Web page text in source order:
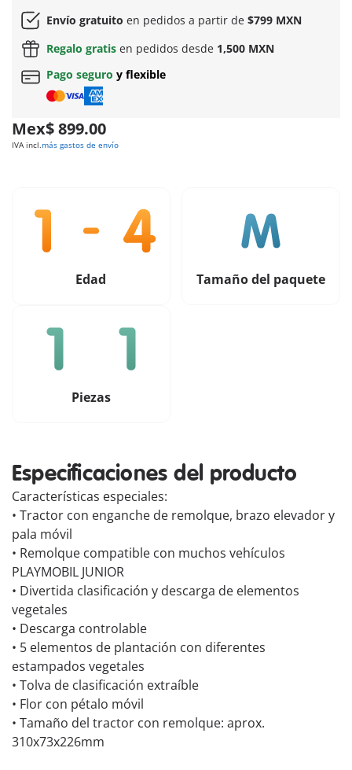
Envío gratuito en pedidos a partir de $799 MXN
Regalo gratis en pedidos desde 1,500 MXN
Pago seguro y flexible
Mex$ 899.00
IVA incl.más gastos de envío
Edad Tamaño del paquete
Piezas
Especificaciones del producto
Características especiales:
• Tractor con enganche de remolque, brazo elevador y
pala móvil
• Remolque compatible con muchos vehículos
PLAYMOBIL JUNIOR
• Divertida clasificación y descarga de elementos
vegetales
• Descarga controlable
• 5 elementos de plantación con diferentes
estampados vegetales
• Tolva de clasificación extraíble
• Flor con pétalo móvil
• Tamaño del tractor con remolque: aprox.
310x73x226mm